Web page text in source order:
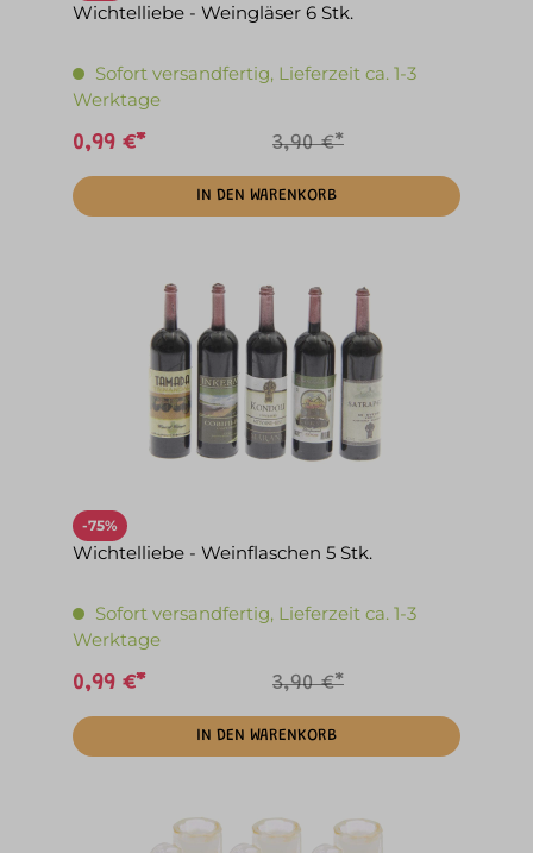
Wichtelliebe - Weingläser 6 Stk.
Sofort versandfertig, Lieferzeit ca. 1-3
Werktage
0,99 €* 3,90 €*
IN DEN WARENKORB
-75%
Wichtelliebe - Weinflaschen 5 Stk.
Sofort versandfertig, Lieferzeit ca. 1-3
Werktage
0,99 €* 3,90 €*
IN DEN WARENKORB